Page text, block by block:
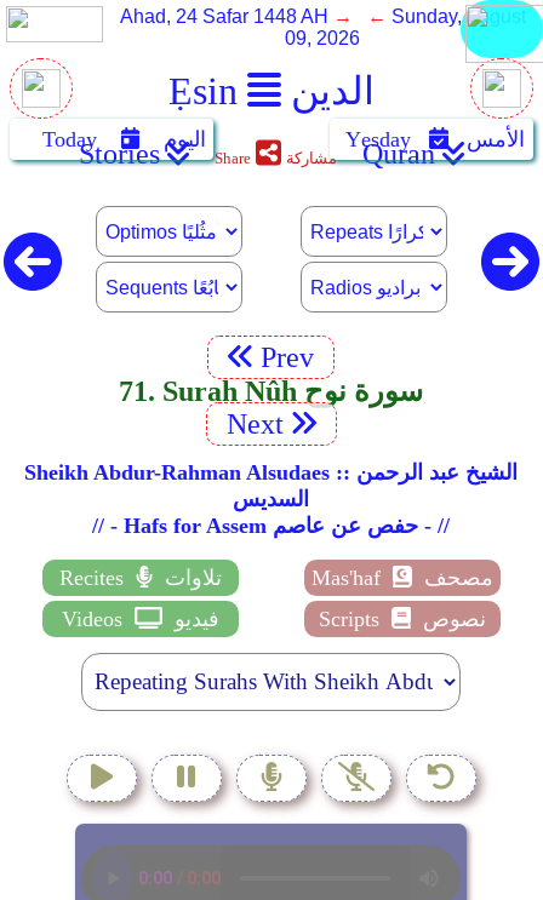
Ẹsin الدين
Ahad, 24 Safar 1448 AH → ← Sunday, August
09, 2026
Today اليوم Yẹsday الأمس Stories Share مشاركة Quran
Prev
71. Surah Nûh سورة نوح
Next
Sheikh Abdur-Rahman Alsudaes :: الشيخ عبد الرحمن
السديس
// - Hafs for Assem حفص عن عاصم - //
Recites تلاوات Mas'haf
مصحف
Videos
فيديو Scripts نصوص